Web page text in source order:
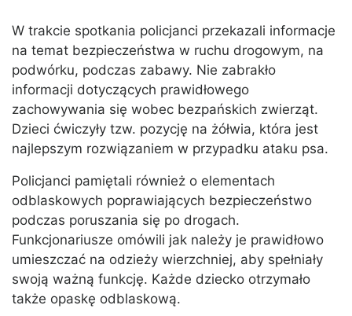
W trakcie spotkania policjanci przekazali informacje
na temat bezpieczeństwa w ruchu drogowym, na
podwórku, podczas zabawy. Nie zabrakło
informacji dotyczących prawidłowego
zachowywania się wobec bezpańskich zwierząt.
Dzieci ćwiczyły tzw. pozycję na żółwia, która jest
najlepszym rozwiązaniem w przypadku ataku psa.
Policjanci pamiętali również o elementach
odblaskowych poprawiających bezpieczeństwo
podczas poruszania się po drogach.
Funkcjonariusze omówili jak należy je prawidłowo
umieszczać na odzieży wierzchniej, aby spełniały
swoją ważną funkcję. Każde dziecko otrzymało
także opaskę odblaskową.